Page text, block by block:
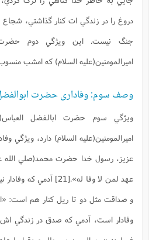
دروغ را در زندگي ات کنار گذاشتي،
جنگ نيست. اين ويژگي دوم حضرت
اميرالمومنين(علیه السلام) که امشب
وصف سوم: وفاداری حضرت
ويژگي سوم حضرت ابالفضل
اميرالمومنين(عليه السلام) دارد، ويژگي
عزيز، رسول خدا حضرت محمد(صلي الله
عهد لمن لا وفا له».[21]
آدمي که وفادار
و صداقت مثل دو تا ريل کنار هم است:
وفادار است، آدمي که صدق در زندگي